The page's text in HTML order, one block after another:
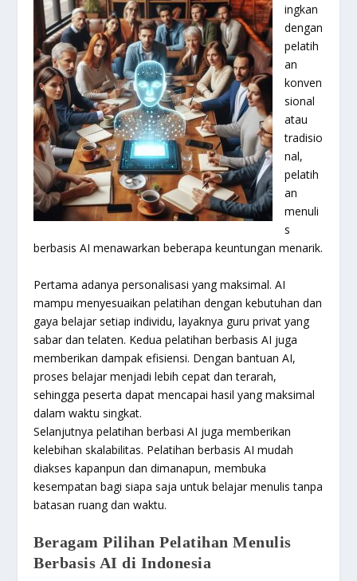
ingkan
dengan
pelatih
an
konven
sional
atau
tradisio
nal,
pelatih
an
menuli
s
berbasis AI menawarkan beberapa keuntungan menarik.
Pertama adanya personalisasi yang maksimal. AI
mampu menyesuaikan pelatihan dengan kebutuhan dan
gaya belajar setiap individu, layaknya guru privat yang
sabar dan telaten. Kedua pelatihan berbasis AI juga
memberikan dampak efisiensi. Dengan bantuan AI,
proses belajar menjadi lebih cepat dan terarah,
sehingga peserta dapat mencapai hasil yang maksimal
dalam waktu singkat.
Selanjutnya pelatihan berbasi AI juga memberikan
kelebihan skalabilitas. Pelatihan berbasis AI mudah
diakses kapanpun dan dimanapun, membuka
kesempatan bagi siapa saja untuk belajar menulis tanpa
batasan ruang dan waktu.
Beragam Pilihan Pelatihan Menulis
Berbasis AI di Indonesia